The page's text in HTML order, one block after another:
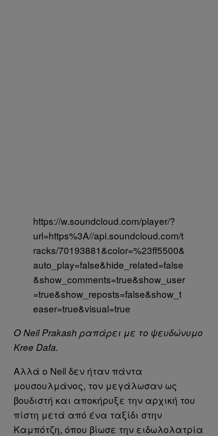
https://w.soundcloud.com/player/?
url=https%3A//api.soundcloud.com/t
racks/70193881&color=%23ff5500&
auto_play=false&hide_related=false
&show_comments=true&show_user
=true&show_reposts=false&show_t
easer=true&visual=true
Ο Neil Prakash ραπάρει με το ψευδώνυμο
Kree Dafa.
Αλλά ο Neil δεν ήταν πάντα
μουσουλμάνος, τον μεγάλωσαν ως
βουδιστή και αποκήρυξε την αρχική του
πίστη μετά από ένα ταξίδι στην
Καμπότζη, όπου βίωσε την ειδωλολατρία